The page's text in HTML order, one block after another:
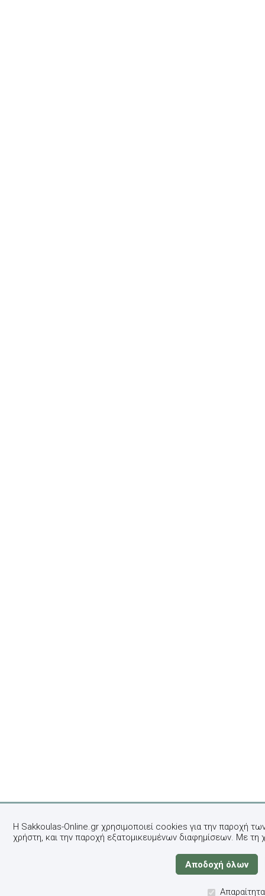
Η Sakkoulas-Online.gr χρησιμοποιεί cookies για την παροχή
χρήστη, και την παροχή εξατομικευμένων διαφημίσεων. Με